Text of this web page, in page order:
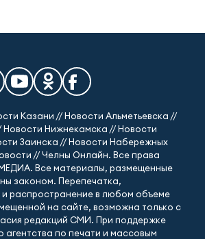
Казани // Новости Альметьевска //
Новости Нижнекамска // Новости
Заинска // Новости Набережных
// Челны Онлайн. Все права
Все материалы, размещенные
законом. Перепечатка,
и распространение в любом объеме
на сайте, возможна только с
редакций СМИ. При поддержке
агентства по печати и массовым